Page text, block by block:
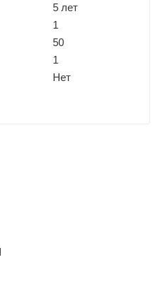
5 лет
1
50
1
Нет